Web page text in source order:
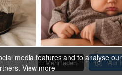
Mehr laden Auf
media features and to analyse
View more